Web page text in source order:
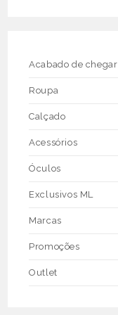
Acabado de chegar
Roupa
Calçado
Acessórios
Óculos
Exclusivos ML
Marcas
Promoções
Outlet